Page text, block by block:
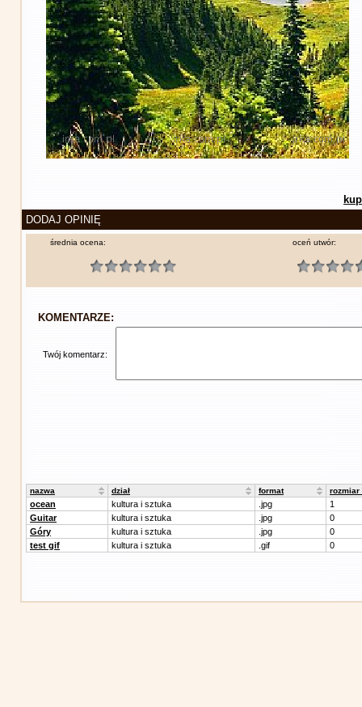
DODAJ OPINIĘ
średnia ocena: oceń utwór:
KOMENTARZE:
Twój komentarz:
nazwa dział format rozmiar
ocean kultura i sztuka .jpg
1
Guitar
kultura i sztuka .jpg
0
Góry
kultura i sztuka .jpg
0
test gif
kultura i sztuka .gif 0